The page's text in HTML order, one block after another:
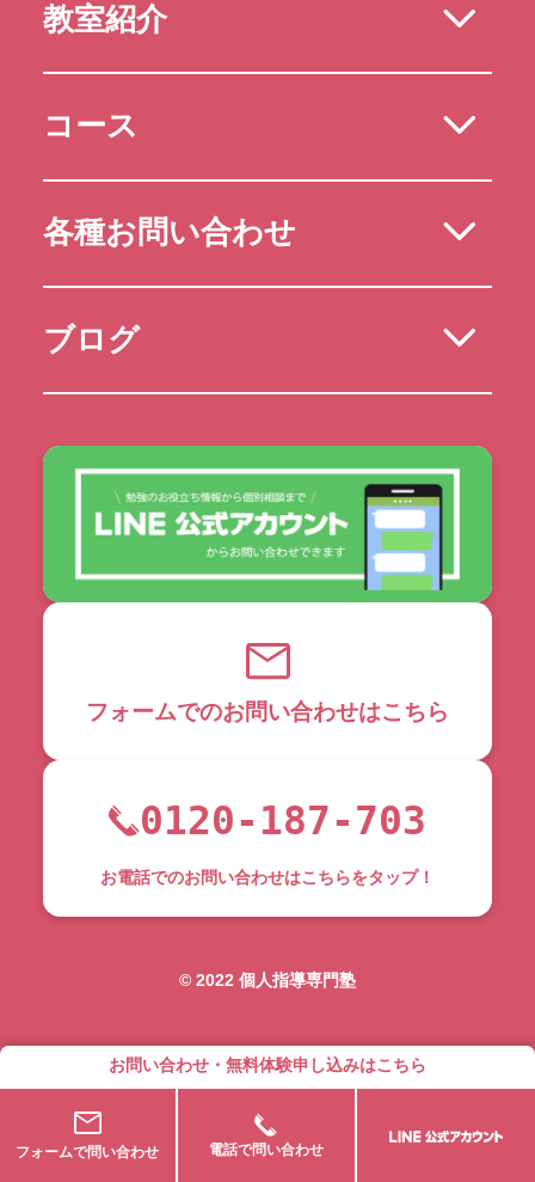
お問い合わせ・無料体験申し込みはこちら
フォームで問い合わせ 電話で問い合わせ
教室紹介
コース
各種お問い合わせ
ブログ
フォームでのお問い合わせはこちら
0120-187-703
お電話でのお問い合わせはこちらをタップ！
©︎ 2022 個人指導専門塾